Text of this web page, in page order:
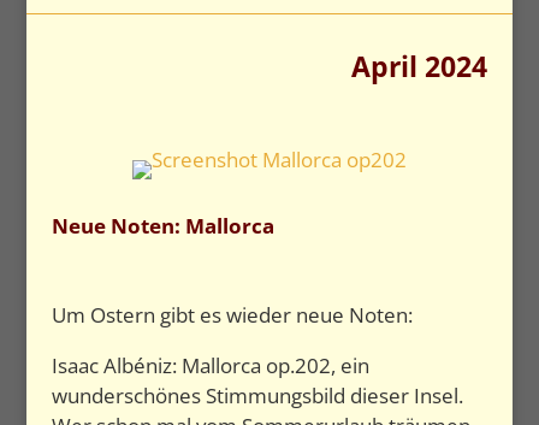
April 2024
Neue Noten: Mallorca
Um Ostern gibt es wieder neue Noten:
Isaac Albéniz: Mallorca op.202, ein
wunderschönes Stimmungsbild dieser Insel.